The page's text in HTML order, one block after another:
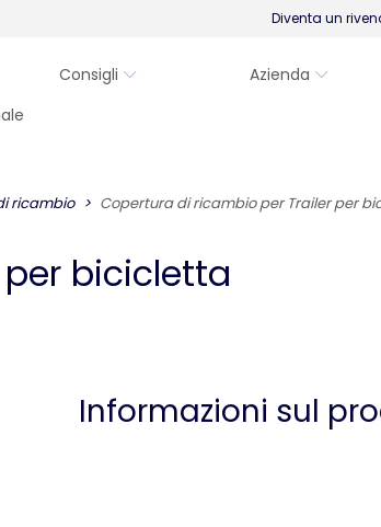
Diventa un
Consigli
Azienda
ricambio Copertura di ricambio per Trailer per
bicicletta
Informazioni sul